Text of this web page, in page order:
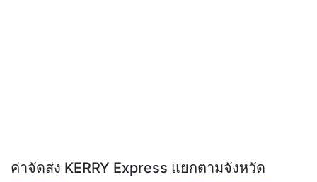
ค่าจัดส่ง KERRY Express แยกตามจังหวัด